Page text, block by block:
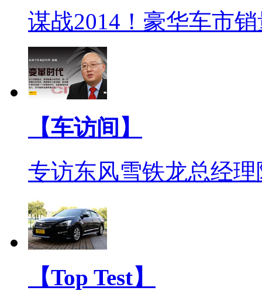
谋战2014！豪华车市
【车访间】
专访东风雪铁龙总经
【Top Test】